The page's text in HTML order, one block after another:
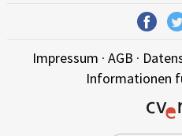
Impressum · AGB ·
Informationen